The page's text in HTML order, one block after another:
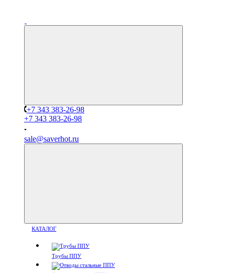
+7 343 383-26-98
+7 343 383-26-98
sale@saverhot.ru
КАТАЛОГ
Трубы ППУ